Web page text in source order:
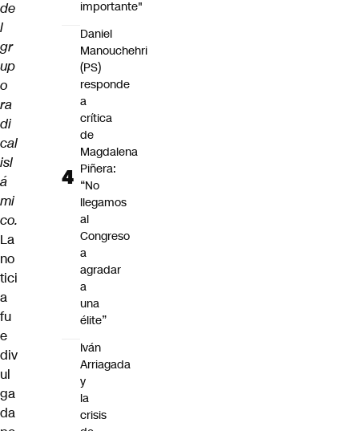
de
l
gr
up
o
ra
di
cal
isl
á
mi
co.
La
no
tici
a
fu
e
div
ul
ga
da
importante"
Daniel
Manouchehri
(PS)
responde
a
crítica
de
Magdalena
Piñera:
“No
llegamos
al
Congreso
a
agradar
a
una
élite”
Iván
Arriagada
y
la
crisis